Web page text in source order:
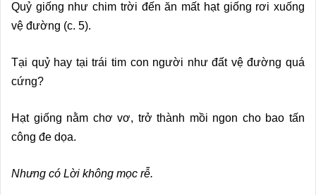
Quỷ giống như chim trời đến ăn mất hạt giống rơi xuống
vệ đường (c. 5).
Tại quỷ hay tại trái tim con người như đất vệ đường quá
cứng?
Hạt giống nằm chơ vơ, trở thành mồi ngon cho bao tấn
công đe dọa.
Nhưng có Lời không mọc rễ.